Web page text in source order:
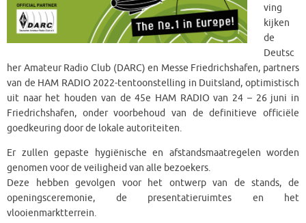
ving
kijken
de
Deutsc
her Amateur Radio Club (DARC) en Messe Friedrichshafen, partners
van de HAM RADIO 2022-tentoonstelling in Duitsland, optimistisch
uit naar het houden van de 45e HAM RADIO van 24 – 26 juni in
Friedrichshafen, onder voorbehoud van de definitieve officiële
goedkeuring door de lokale autoriteiten.
Er zullen gepaste hygiënische en afstandsmaatregelen worden
genomen voor de veiligheid van alle bezoekers.
Deze hebben gevolgen voor het ontwerp van de stands, de
openingsceremonie, de presentatieruimtes en het
vlooienmarktterrein.